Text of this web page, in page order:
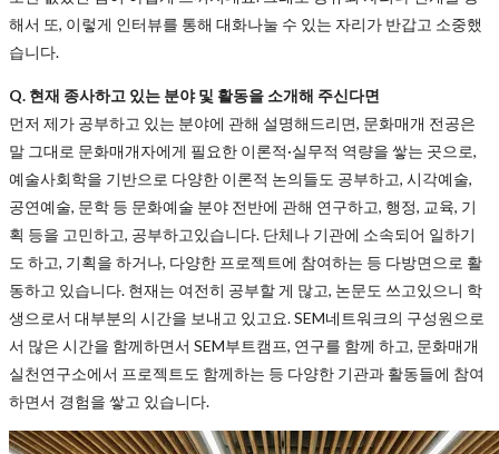
해서 또, 이렇게 인터뷰를 통해 대화나눌 수 있는 자리가 반갑고 소중했
습니다.
Q. 현재 종사하고 있는 분야 및 활동을 소개해 주신다면
먼저 제가 공부하고 있는 분야에 관해 설명해드리면, 문화매개 전공은
말 그대로 문화매개자에게 필요한 이론적·실무적 역량을 쌓는 곳으로,
예술사회학을 기반으로 다양한 이론적 논의들도 공부하고, 시각예술,
공연예술, 문학 등 문화예술 분야 전반에 관해 연구하고, 행정, 교육, 기
획 등을 고민하고, 공부하고있습니다. 단체나 기관에 소속되어 일하기
도 하고, 기획을 하거나, 다양한 프로젝트에 참여하는 등 다방면으로 활
동하고 있습니다. 현재는 여전히 공부할 게 많고, 논문도 쓰고있으니 학
생으로서 대부분의 시간을 보내고 있고요. SEM네트워크의 구성원으로
서 많은 시간을 함께하면서 SEM부트캠프, 연구를 함께 하고, 문화매개
실천연구소에서 프로젝트도 함께하는 등 다양한 기관과 활동들에 참여
하면서 경험을 쌓고 있습니다.